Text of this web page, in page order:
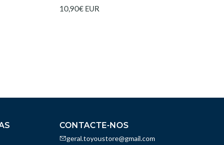
10,90€ EUR
CONTACTE-NOS
geral.toyoustore@gmail.com